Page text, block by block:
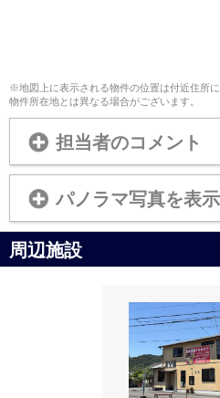
※地図上に表示される物件の位置は付近住所
物件所在地とは異なる場合がございます。
担当者のコメント
パノラマ写真を表示
周辺施設